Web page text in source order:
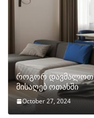
როგორ დავმალოთ
მისაღებ ოთახში
October 27, 2024